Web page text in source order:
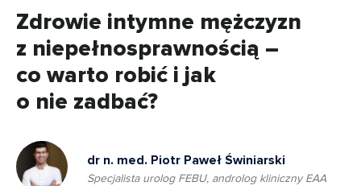
Zdrowie intymne mężczyzn
z niepełnosprawnością –
co warto robić i jak
o nie zadbać?
dr n. med. Piotr Paweł Świniarski
Specjalista urolog FEBU, androlog kliniczny EAA